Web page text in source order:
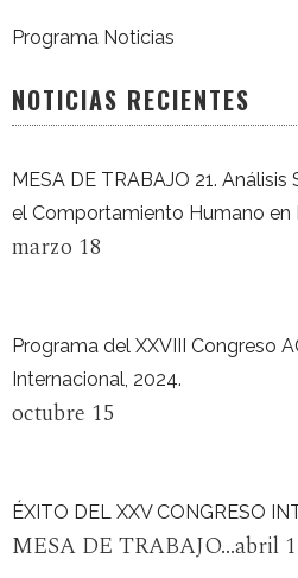
Programa Noticias
NOTICIAS RECIENTES
MESA DE TRABAJO 21.
el Comportamiento Humano en
marzo 18
Programa del XXVIII Congreso
Internacional, 2024.
octubre 15
ÉXITO DEL XXV CONGRESO
MESA DE TRABAJO...abril